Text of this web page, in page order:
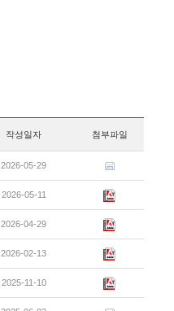
작성일자 첨부파일
2026-05-29
2026-05-11
2026-04-29
2026-02-13
2025-11-10